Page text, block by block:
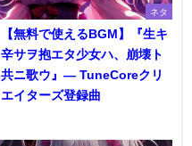
ネタ
【無料で使えるBGM】『生キ
辛サヲ抱エタ少女ハ、崩壊ト
共ニ歌ウ』― TuneCoreクリ
エイターズ登録曲